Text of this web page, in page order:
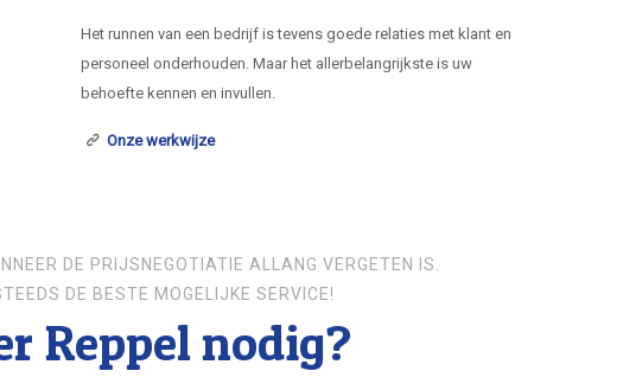
Het runnen van een bedrijf is tevens goede relaties met klant en
personeel onderhouden. Maar het allerbelangrijkste is uw
behoefte kennen en invullen.
Onze werkwijze
DE PRIJSNEGOTIATIE ALLANG VERGETEN IS.
DE BESTE MOGELIJKE SERVICE!
Reppel nodig?